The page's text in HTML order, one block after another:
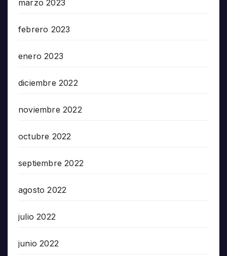
marzo 2023
febrero 2023
enero 2023
diciembre 2022
noviembre 2022
octubre 2022
septiembre 2022
agosto 2022
julio 2022
junio 2022